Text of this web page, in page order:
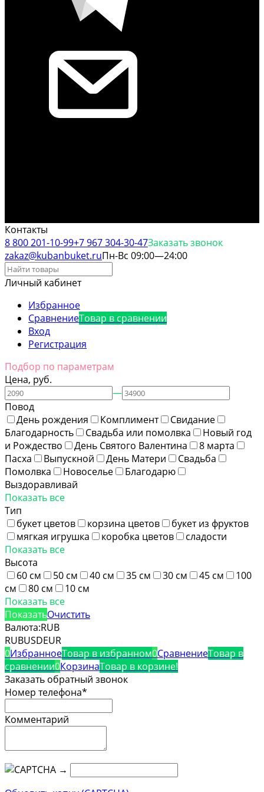
Контакты
8 800 201-10-99+7 967 304-30-47Заказать звонок
zakaz@kubanbuket.ruПн-Вс 09:00—24:00
Личный кабинет
Избранное
СравнениеТовар в сравнении
Вход
Регистрация
Подбор по параметрам
Цена, руб.
—
Повод
День рождения
Комплимент
Свидание
Благодарность
Свадьба или помолвка
Новый год
и Рождество
День Святого Валентина
8 марта
Пасха
Выпускной День Матери
Свадьба
Помолвка
Новоселье
Благодарю
Выздоравливай
Показать все
Тип
букет цветов
корзина цветов
букет из фруктов
мягкая игрушка
коробка цветов
сладости
Показать все
Высота
60 см
50 см 40 см 35 см 30 см 45 см
100
см
80 см
10 см
Показать все
ПоказатьОчистить
Валюта:RUB
RUBUSDEUR
0ИзбранноеТовар в избранном0СравнениеТовар в
сравнении0КорзинаТовар в корзине!
Заказать обратный звонок
Номер телефона*
Комментарий
→